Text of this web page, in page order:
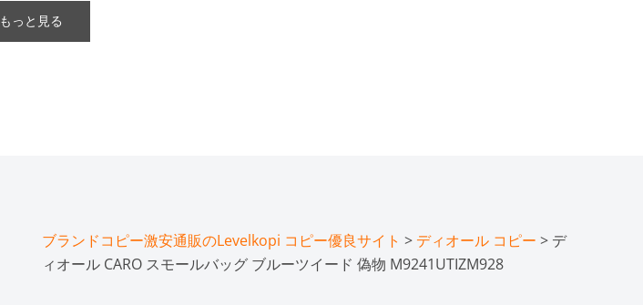
もっと見る
ブランドコピー激安通販のLevelkopi コピー優良サイト > ディオール コピー > デ
ィオール CARO スモールバッグ ブルーツイード 偽物 M9241UTIZM928